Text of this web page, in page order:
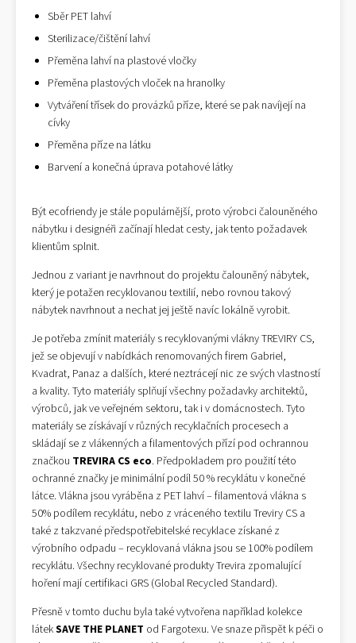
Sběr PET lahví
Sterilizace/čištění lahví
Přeměna lahví na plastové vločky
Přeměna plastových vloček na hranolky
Vytváření třísek do provázků příze, které se pak navíjejí na
cívky
Přeměna příze na látku
Barvení a konečná úprava potahové látky
Být ecofriendy je stále populárnější, proto výrobci čalouněného
nábytku i designéři začínají hledat cesty, jak tento požadavek
klientům splnit.
Jednou z variant je navrhnout do projektu čalouněný nábytek,
který je potažen recyklovanou textilií, nebo rovnou takový
nábytek navrhnout a nechat jej ještě navíc lokálně vyrobit.
Je potřeba zmínit materiály s recyklovanými vlákny TREVIRY CS,
jež se objevují v nabídkách renomovaných firem Gabriel,
Kvadrat, Panaz a dalších, které neztrácejí nic ze svých vlastností
a kvality. Tyto materiály splňují všechny požadavky architektů,
výrobců, jak ve veřejném sektoru, tak i v domácnostech. Tyto
materiály se získávají v různých recyklačních procesech a
skládají se z vlákenných a filamentových přízí pod ochrannou
značkou TREVIRA CS eco. Předpokladem pro použití této
ochranné značky je minimální podíl 50 % recyklátu v konečné
látce. Vlákna jsou vyráběna z PET lahví – filamentová vlákna s
50% podílem recyklátu, nebo z vráceného textilu Treviry CS a
také z takzvané předspotřebitelské recyklace získané z
výrobního odpadu – recyklovaná vlákna jsou se 100% podílem
recyklátu. Všechny recyklované produkty Trevira zpomalující
hoření mají certifikaci GRS (Global Recycled Standard).
Přesně v tomto duchu byla také vytvořena například kolekce
látekSAVE THE PLANET od Fargotexu. Ve snaze přispět k péči o